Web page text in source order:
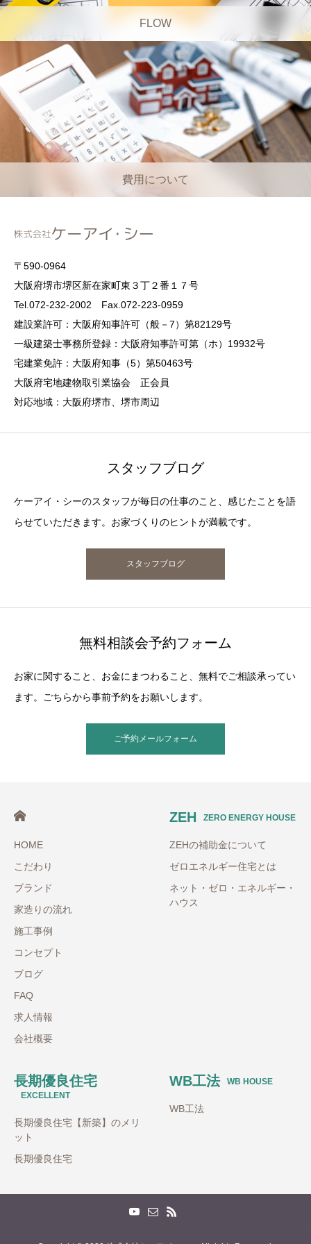
FLOW
費用について
〒590-0964
大阪府堺市堺区新在家町東３丁２番１７号
Tel.072-232-2002 Fax.072-223-0959
建設業許可：大阪府知事許可（般－7）第82129号
一級建築士事務所登録：大阪府知事許可第（ホ）19932号
宅建業免許：大阪府知事（5）第50463号
大阪府宅地建物取引業協会 正会員
対応地域：大阪府堺市、堺市周辺
スタッフブログ
ケーアイ・シーのスタッフが毎日の仕事のこと、感じたことを語
らせていただきます。お家づくりのヒントが満載です。
スタッフブログ
無料相談会予約フォーム
お家に関すること、お金にまつわること、無料でご相談承ってい
ます。ごちらから事前予約をお願いします。
ご予約メールフォーム
HOME
こだわり
ブランド
家造りの流れ
施工事例
コンセプト
ブログ
FAQ
求人情報
会社概要
ZEH ZERO ENERGY HOUSE
ZEHの補助金について
ゼロエネルギー住宅とは
ネット・ゼロ・エネルギー・
ハウス
長期優良住宅
EXCELLENT
長期優良住宅【新築】のメリ
ット
長期優良住宅
WB工法 WB HOUSE
WB工法